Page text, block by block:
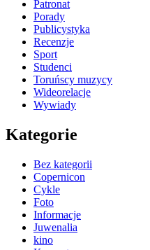
Patronat
Porady
Publicystyka
Recenzje
Sport
Studenci
Toruńscy muzycy
Wideorelacje
Wywiady
Kategorie
Bez kategorii
Copernicon
Cykle
Foto
Informacje
Juwenalia
kino